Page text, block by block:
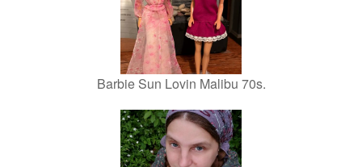
Barbie Sun Lovin Malibu 70s.